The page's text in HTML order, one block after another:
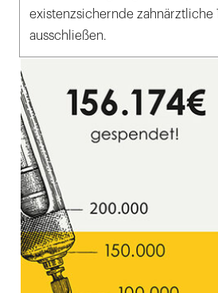
existenzsichernde zahnärztliche
ausschließen.